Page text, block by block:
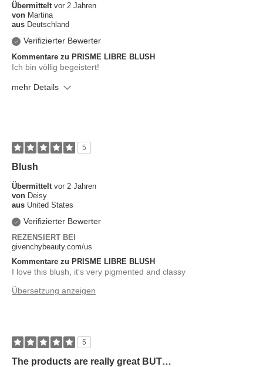
der
Übermittelt vor 2 Jahren
von Martina
aus Deutschland
Verifizierter Bewerter
Kommentare zu PRISME LIBRE BLUSH
Ich bin völlig begeistert!
mehr Details
5
Blush
Übermittelt vor 2 Jahren
von Deisy
aus United States
Verifizierter Bewerter
REZENSIERT BEI
givenchybeauty.com/us
Kommentare zu PRISME LIBRE BLUSH
I love this blush, it's very pigmented and classy
Übersetzung anzeigen
5
The products are really great BUT…